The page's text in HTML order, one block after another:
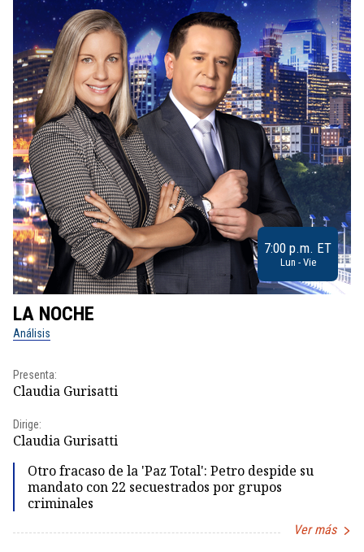
7:00 p.m. ET
Lun - Vie
LA NOCHE
Análisis
Presenta:
Claudia Gurisatti
Dirige:
Claudia Gurisatti
Otro fracaso de la 'Paz Total': Petro despide su
mandato con 22 secuestrados por grupos
criminales
Ver más